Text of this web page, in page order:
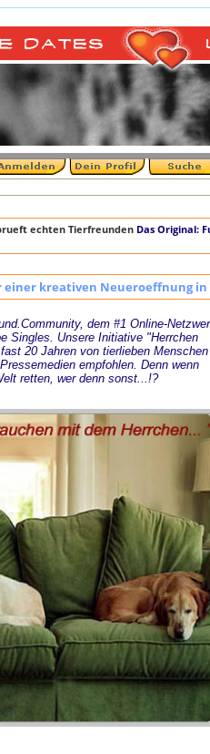
echten Tierfreunden Das Original:
kreativen Neueroeffnung in
dem #1 Online-
Singles. Unsere Initiative "Herrchen
20 Jahren von tierlieben Menschen
empfohlen. Denn wenn
retten, wer denn sonst...!?